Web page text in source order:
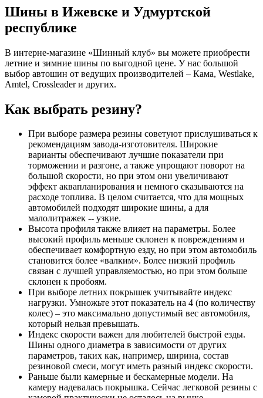
Шины в Ижевске и Удмуртской
республике
В интерне-магазине «Шинный клуб» вы можете приобрести
летние и зимние шины по выгодной цене. У нас большой
выбор автошин от ведущих производителей – Кама, Westlake,
Amtel, Crossleader и других.
Как выбрать резину?
При выборе размера резины советуют прислушиваться к
рекомендациям завода-изготовителя. Широкие
варианты обеспечивают лучшие показатели при
торможении и разгоне, а также упрощают поворот на
большой скорости, но при этом они увеличивают
эффект аквапланирования и немного сказываются на
расходе топлива. В целом считается, что для мощных
автомобилей подходят широкие шины, а для
малолитражек -- узкие.
Высота профиля также влияет на параметры. Более
высокий профиль меньше склонен к повреждениям и
обеспечивает комфортную езду, но при этом автомобиль
становится более «валким». Более низкий профиль
связан с лучшей управляемостью, но при этом больше
склонен к пробоям.
При выборе летних покрышек учитывайте индекс
нагрузки. Умножьте этот показатель на 4 (по количеству
колес) – это максимально допустимый вес автомобиля,
который нельзя превышать.
Индекс скорости важен для любителей быстрой езды.
Шины одного диаметра в зависимости от других
параметров, таких как, например, ширина, состав
резиновой смеси, могут иметь разный индекс скорости.
Раньше были камерные и бескамерные модели. На
камеру надевалась покрышка. Сейчас легковой резины с